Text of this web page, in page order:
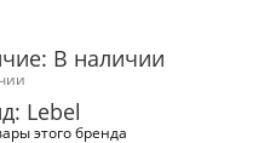
В наличии
Lebel
этого бренда